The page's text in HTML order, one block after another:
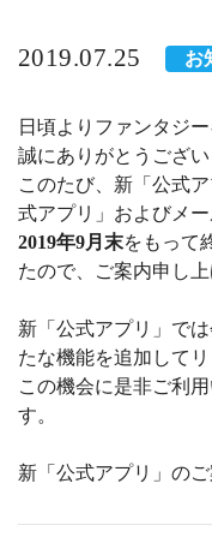
2019.07.25 お
日頃よりファンタジ
誠にありがとうござい
このたび、新「公式
式アプリ」およびメ
2019年9月末をもって
たので、ご案内申し上
新「公式アプリ」で
たな機能を追加して
この機会に是非ご利
す。
新「公式アプリ」の